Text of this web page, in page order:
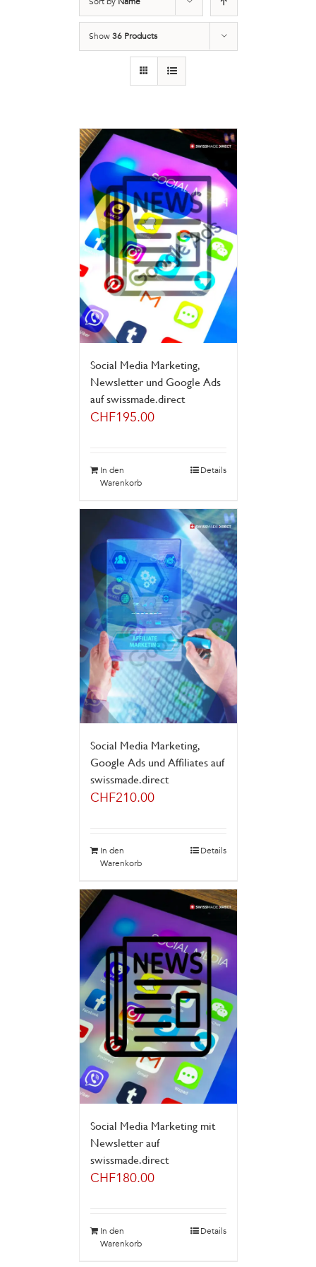
Show36 Products
Social Media Marketing,
Newsletter und Google Ads
auf swissmade.direct
CHF195.00
In den
Warenkorb
Details
Social Media Marketing,
Google Ads und Affiliates auf
swissmade.direct
CHF210.00
In den
Warenkorb
Details
Social Media Marketing mit
Newsletter auf
swissmade.direct
CHF180.00
In den
Warenkorb
Details